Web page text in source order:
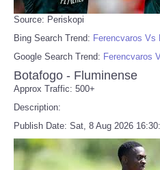
Source: Periskopi
Bing Search Trend: Ferencvaros Vs
Google Search Trend: Ferencvaros
Botafogo - Fluminense
Approx Traffic: 500+
Description:
Publish Date: Sat, 8 Aug 2026